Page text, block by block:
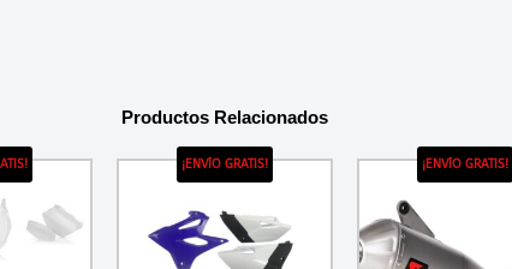
Productos Relacionados
¡ENVÍO GRATIS! ¡ENVÍO GRATIS!